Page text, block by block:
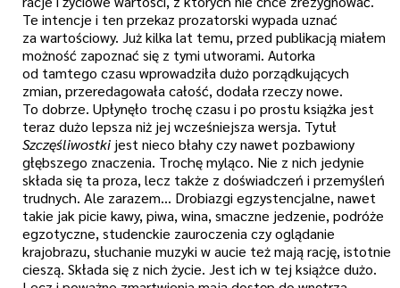
Te intencje i ten przekaz prozatorski wypada uznać
za wartościowy. Już kilka lat temu, przed publikacją miałem
możność zapoznać się z tymi utworami. Autorka
od tamtego czasu wprowadziła dużo porządkujących
zmian, przeredagowała całość, dodała rzeczy nowe.
To dobrze. Upłynęło trochę czasu i po prostu książka jest
teraz dużo lepsza niż jej wcześniejsza wersja. Tytuł
Szczęśliwostki jest nieco błahy czy nawet pozbawiony
głębszego znaczenia. Trochę myląco. Nie z nich jedynie
składa się ta proza, lecz także z doświadczeń i przemyśleń
trudnych. Ale zarazem… Drobiazgi egzystencjalne, nawet
takie jak picie kawy, piwa, wina, smaczne jedzenie, podróże
egzotyczne, studenckie zauroczenia czy oglądanie
krajobrazu, słuchanie muzyki w aucie też mają rację, istotnie
cieszą. Składa się z nich życie. Jest ich w tej książce dużo.